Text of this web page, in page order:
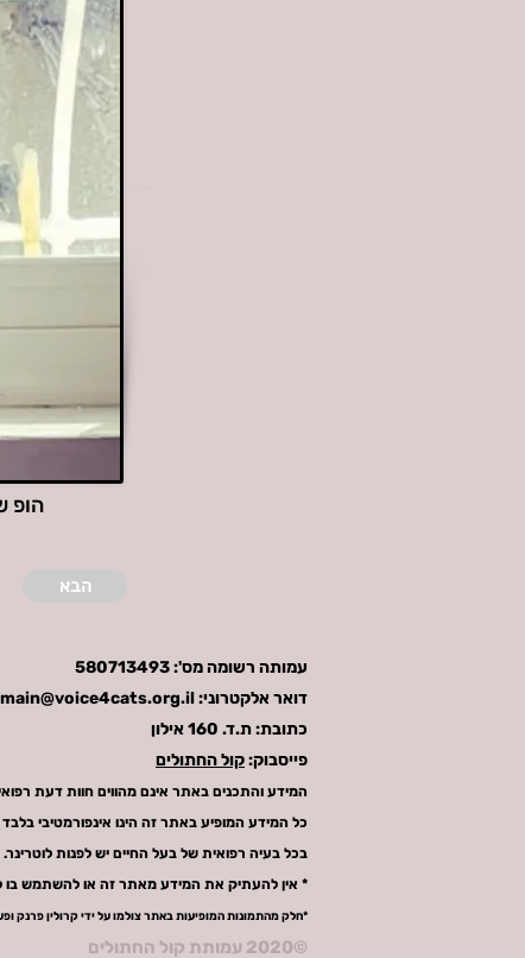
הופ
הבא
עמותה רשומה מס':580713493
דואר אלקטרוני:main@voice4cats.org.il
כתובת: ת.ד. 160 אילון
פייסבוק:קול החתולים
המידע והתכנים באתר אינם מהווים חוות דעת
כל המידע המופיע באתר זה הינו אינפורמטיבי בלבד
בכל בעיה רפואית של בעל החיים יש לפנות לוטרינר.
* אין להעתיק את המידע מאתר זה או להשתמש
*חלק מהתמונות המופיעות באתר צולמו על ידי קרולין פרנק
©2020 עמותת קול החתולים